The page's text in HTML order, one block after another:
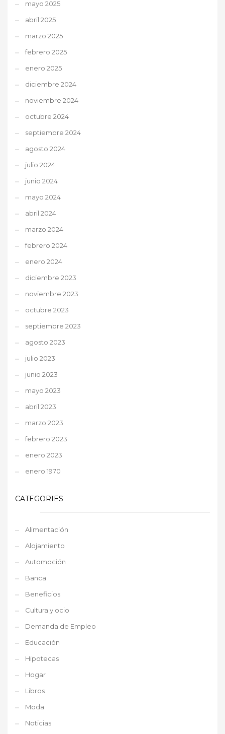
mayo 2025
abril 2025
marzo 2025
febrero 2025
enero 2025
diciembre 2024
noviembre 2024
octubre 2024
septiembre 2024
agosto 2024
julio 2024
junio 2024
mayo 2024
abril 2024
marzo 2024
febrero 2024
enero 2024
diciembre 2023
noviembre 2023
octubre 2023
septiembre 2023
agosto 2023
julio 2023
junio 2023
mayo 2023
abril 2023
marzo 2023
febrero 2023
enero 2023
enero 1970
CATEGORIES
Alimentación
Alojamiento
Automoción
Banca
Beneficios
Cultura y ocio
Demanda de Empleo
Educación
Hipotecas
Hogar
Libros
Moda
Noticias